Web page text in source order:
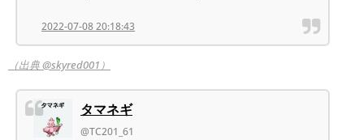
2022-07-08 20:18:43
（出典 @skyred001）
タマネギ
@TC201_61